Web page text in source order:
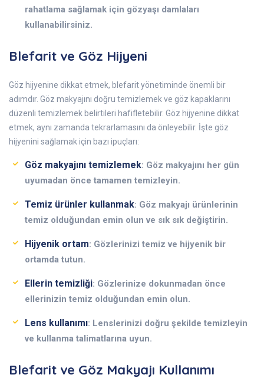
rahatlama sağlamak için gözyaşı damlaları
kullanabilirsiniz.
Blefarit ve Göz Hijyeni
Göz hijyenine dikkat etmek, blefarit yönetiminde önemli bir
adımdır. Göz makyajını doğru temizlemek ve göz kapaklarını
düzenli temizlemek belirtileri hafifletebilir. Göz hijyenine dikkat
etmek, aynı zamanda tekrarlamasını da önleyebilir. İşte göz
hijyenini sağlamak için bazı ipuçları:
Göz makyajını temizlemek: Göz makyajını her gün
uyumadan önce tamamen temizleyin.
Temiz ürünler kullanmak: Göz makyajı ürünlerinin
temiz olduğundan emin olun ve sık sık değiştirin.
Hijyenik ortam: Gözlerinizi temiz ve hijyenik bir
ortamda tutun.
Ellerin temizliği: Gözlerinize dokunmadan önce
ellerinizin temiz olduğundan emin olun.
Lens kullanımı: Lenslerinizi doğru şekilde temizleyin
ve kullanma talimatlarına uyun.
Blefarit ve Göz Makyajı Kullanımı